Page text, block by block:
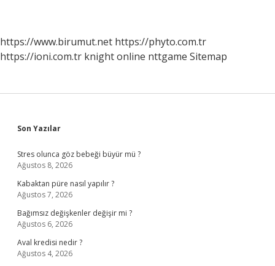
https://www.birumut.net https://phyto.com.tr
https://ioni.com.tr knight online nttgame Sitemap
Sidebar
Son Yazılar
Stres olunca göz bebeği büyür mü ?
Ağustos 8, 2026
Kabaktan püre nasıl yapılır ?
Ağustos 7, 2026
Bağımsız değişkenler değişir mi ?
Ağustos 6, 2026
Aval kredisi nedir ?
Ağustos 4, 2026